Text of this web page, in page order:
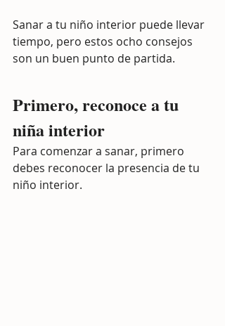
Sanar a tu niño interior puede llevar
tiempo, pero estos ocho consejos
son un buen punto de partida.
Primero, reconoce a tu
niña interior
Para comenzar a sanar, primero
debes reconocer la presencia de tu
niño interior.